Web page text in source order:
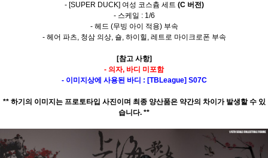
- [SUPER DUCK] 여성 코스츔 세트 (C 버전)
- 스케일 : 1/6
- 헤드 (무빙 아이 적용) 부속
- 헤어 파츠, 청삼 의상, 숄, 하이힐, 레트로 마이크로폰 부속
[참고 사항]
- 의자, 바디 미포함
- 이미지상에 사용된 바디 : [TBLeague] S07C
** 하기의 이미지는 프로토타입 사진이며 최종 양산품은 약간의 차이가 발생할 수 있
습니다. **